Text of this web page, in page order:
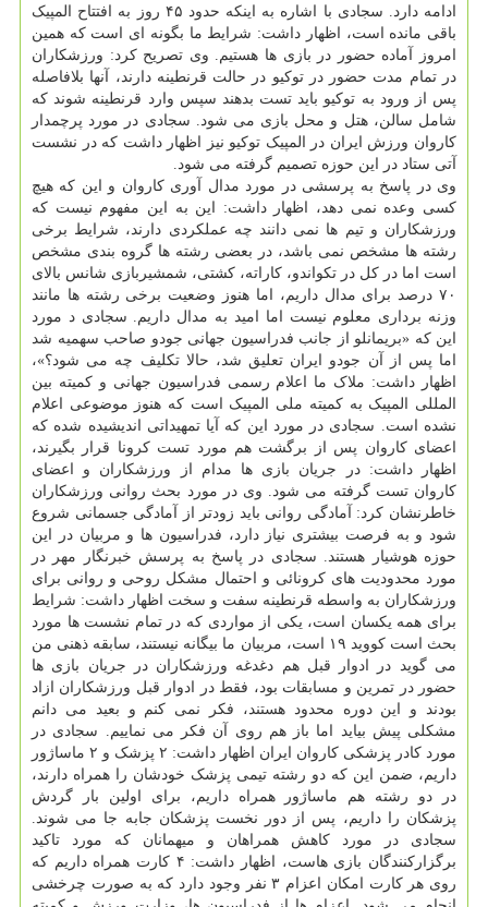
ادامه دارد. سجادی با اشاره به اینکه حدود ۴۵ روز به افتتاح المپیک
باقی مانده است، اظهار داشت: شرایط ما بگونه ای است که همین
امروز آماده حضور در بازی ها هستیم. وی تصریح کرد: ورزشکاران
در تمام مدت حضور در توکیو در حالت قرنطینه دارند، آنها بلافاصله
پس از ورود به توکیو باید تست بدهند سپس وارد قرنطینه شوند که
شامل سالن، هتل و محل بازی می شود. سجادی در مورد پرچمدار
کاروان ورزش ایران در المپیک توکیو نیز اظهار داشت که در نشست
آتی ستاد در این حوزه تصمیم گرفته می شود.
وی در پاسخ به پرسشی در مورد مدال آوری کاروان و این که هیچ
کسی وعده نمی دهد، اظهار داشت: این به این مفهوم نیست که
ورزشکاران و تیم ها نمی دانند چه عملکردی دارند، شرایط برخی
رشته ها مشخص نمی باشد، در بعضی رشته ها گروه بندی مشخص
است اما در کل در تکواندو، کاراته، کشتی، شمشیربازی شانس بالای
۷۰ درصد برای مدال داریم، اما هنوز وضعیت برخی رشته ها مانند
وزنه برداری معلوم نیست اما امید به مدال داریم. سجادی د مورد
این که «بریمانلو از جانب فدراسیون جهانی جودو صاحب سهمیه شد
اما پس از آن جودو ایران تعلیق شد، حالا تکلیف چه می شود؟»،
اظهار داشت: ملاک ما اعلام رسمی فدراسیون جهانی و کمیته بین
المللی المپیک به کمیته ملی المپیک است که هنوز موضوعی اعلام
نشده است. سجادی در مورد این که آیا تمهیداتی اندیشیده شده که
اعضای کاروان پس از برگشت هم مورد تست کرونا قرار بگیرند،
اظهار داشت: در جریان بازی ها مدام از ورزشکاران و اعضای
کاروان تست گرفته می شود. وی در مورد بحث روانی ورزشکاران
خاطرنشان کرد: آمادگی روانی باید زودتر از آمادگی جسمانی شروع
شود و به فرصت بیشتری نیاز دارد، فدراسیون ها و مربیان در این
حوزه هوشیار هستند. سجادی در پاسخ به پرسش خبرنگار مهر در
مورد محدودیت های کرونائی و احتمال مشکل روحی و روانی برای
ورزشکاران به واسطه قرنطینه سفت و سخت اظهار داشت: شرایط
برای همه یکسان است، یکی از مواردی که در تمام نشست ها مورد
بحث است کووید ۱۹ است، مربیان ما بیگانه نیستند، سابقه ذهنی من
می گوید در ادوار قبل هم دغدغه ورزشکاران در جریان بازی ها
حضور در تمرین و مسابقات بود، فقط در ادوار قبل ورزشکاران ازاد
بودند و این دوره محدود هستند، فکر نمی کنم و بعید می دانم
مشکلی پیش بیاید اما باز هم روی آن فکر می نماییم. سجادی در
مورد کادر پزشکی کاروان ایران اظهار داشت: ۲ پزشک و ۲ ماساژور
داریم، ضمن این که دو رشته تیمی پزشک خودشان را همراه دارند،
در دو رشته هم ماساژور همراه داریم، برای اولین بار گردش
پزشکان را داریم، پس از دور نخست پزشکان جابه جا می شوند.
سجادی در مورد کاهش همراهان و میهمانان که مورد تاکید
برگزارکنندگان بازی هاست، اظهار داشت: ۴ کارت همراه داریم که
روی هر کارت امکان اعزام ۳ نفر وجود دارد که به صورت چرخشی